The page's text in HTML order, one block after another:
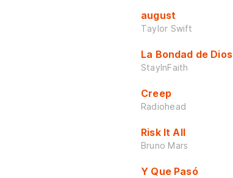
august
Taylor Swift
La Bondad de Dios
StayInFaith
Creep
Radiohead
Risk It All
Bruno Mars
Y Que Pasó